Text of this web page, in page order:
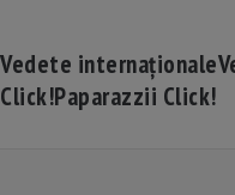
Vedete internaționale
Click!Paparazzii Click!